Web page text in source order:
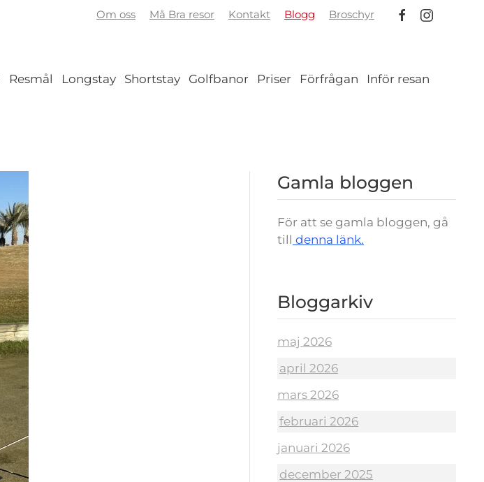
Om oss Må Bra resor Kontakt Blogg Broschyr
Resmål Longstay Shortstay Golfbanor Priser Förfrågan Inför resan
Gamla bloggen
För att se gamla bloggen, gå
till denna länk.
Bloggarkiv
maj 2026
april 2026
mars 2026
februari 2026
januari 2026
december 2025